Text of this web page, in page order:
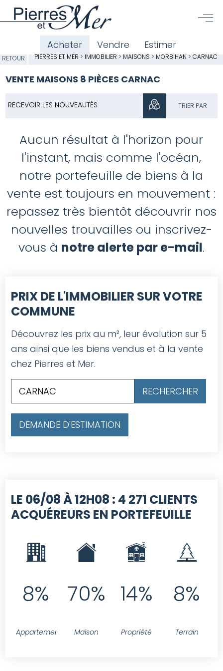
Acheter Vendre Estimer
RETOUR PIERRES ET MER > IMMOBILIER > MAISONS > MORBIHAN > CARNAC
VENTE MAISONS 8 PIÈCES CARNAC
TRIER PAR
RECEVOIR LES NOUVEAUTÉS
Aucun résultat à l'horizon pour
l'instant, mais comme l'océan,
notre portefeuille de biens à la
vente est toujours en mouvement :
repassez très bientôt découvrir nos
nouvelles trouvailles ou inscrivez-
vous à notre alerte par e-mail.
PRIX DE L'IMMOBILIER SUR VOTRE
COMMUNE
Découvrez les prix au m², leur évolution sur 5
ans ainsi que les biens vendus et à la vente
chez Pierres et Mer.
DEMANDE D'ESTIMATION
LE 06/08 À 12H08 : 4 271 CLIENTS
ACQUÉREURS EN PORTEFEUILLE
8%
Appartement
70%
Maison
14%
Propriété
8%
Terrain